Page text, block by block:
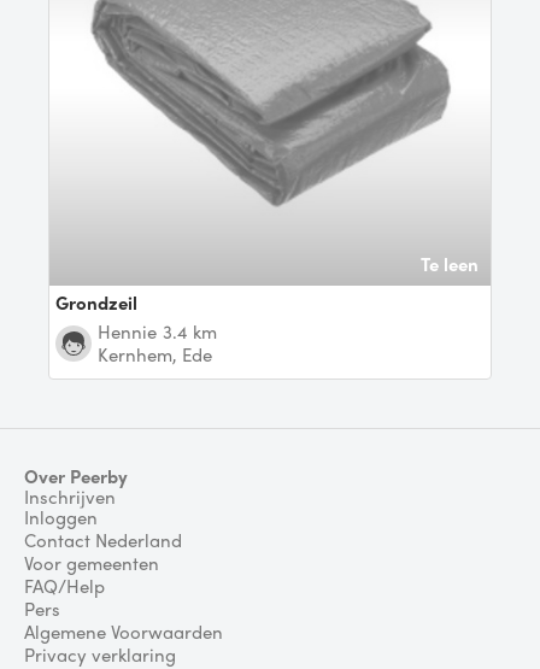
Te leen
Grondzeil
Hennie 3.4 km
Kernhem, Ede
Over Peerby
Inschrijven
Inloggen
Contact Nederland
Voor gemeenten
FAQ/Help
Pers
Algemene Voorwaarden
Privacy verklaring